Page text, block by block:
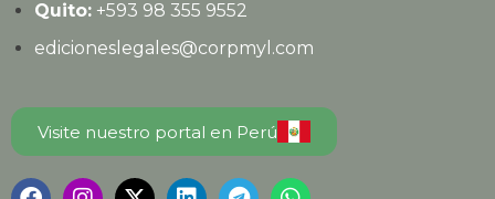
Quito:+593 98 355 9552
edicioneslegales@corpmyl.com
Visite nuestro portal en Perú